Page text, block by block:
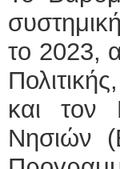
το 2023,
και τον
Νησιών